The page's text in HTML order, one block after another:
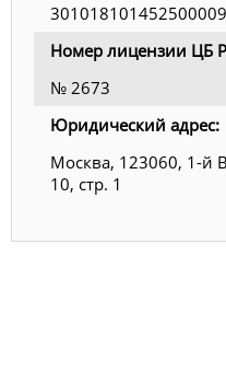
Номер лицензии ЦБ
№ 2673
Юридический адрес:
Москва, 123060, 1-й
10, стр. 1